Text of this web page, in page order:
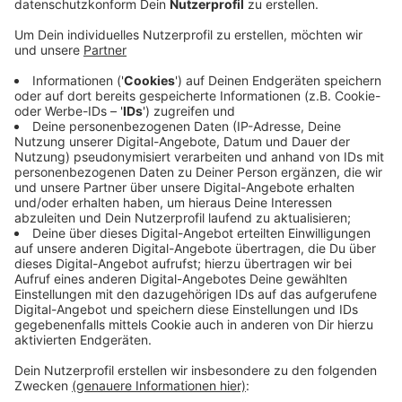
Mittwoch, 24.11., rund 50 Covid-Patienten
behandelt.
Veröffentlicht:Mittwoch, 24.11.2021 17:26
Anzeige
Es gibt auch wieder viele Neuinfektionen in Schulen
und Kitas. Aber auch in einen Altenheim in Grefrath.
Hier haben sich vier Personen mit dem Virus
angesteckt. Die Stadt Krefeld hat heute neue
Termine für das Impfzentrum im Seidenweberhaus
freigeschaltet. Wer sich gegen Corona impfen lassen
will, kann auf der Homepage der Stadt einen Termin
bis Ende Dezember buchen.